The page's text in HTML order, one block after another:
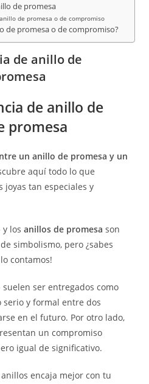
de promesa
de promesa o de compromiso
de promesa o de compromiso?
de anillo de
de anillo de
promesa
un anillo de promesa y un
aquí todo lo que
joyas tan especiales y
y losanillos de promesa son
simbolismo, pero ¿sabes
contamos!
suelen ser entregados como
y formal entre dos
en el futuro. Por otro lado,
un compromiso
igual de significativo.
encaja mejor con tu